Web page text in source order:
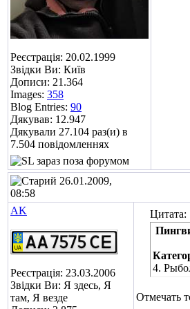
Реєстрація: 20.02.1999
Звідки Ви: Київ
Дописи: 21.364
Images: 358
Blog Entries: 90
Дякував: 12.947
Дякували 27.104 раз(и) в
7.504 повідомленнях
26.01.2009,
08:58
AK
Реєстрація: 23.03.2006
Звідки Ви: Я здесь, Я
там, Я везде
Цитата:
4.
Отмечать